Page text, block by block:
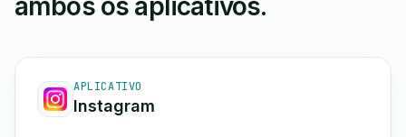
ambos os aplicativos.
APLICATIVO
Instagram